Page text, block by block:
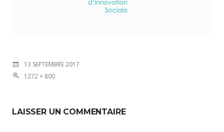
13 SEPTEMBRE 2017
1272 × 800
LAISSER UN COMMENTAIRE